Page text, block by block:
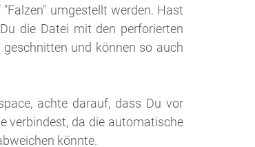
umgestellt werden. Hast
die Datei mit den perforierten
und können so auch
achte darauf, dass Du vor
verbindest, da die automatische
könnte.